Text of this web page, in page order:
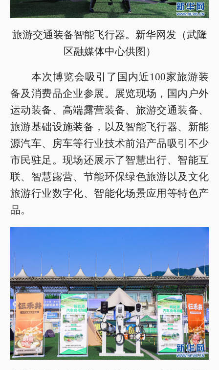
旅游交通装备智能飞行器。新华网发（武隆
区融媒体中心供图）
本次博览会吸引了国内近100家旅游装
备及消费品企业参展。展览现场，国内户外
运动装备、高端露营装备、旅游交通装备、
旅游基础设施装备，以及智能飞行器、新能
源汽车、房车等行业技术前沿产品吸引不少
市民驻足。现场还展示了智慧出行、智能互
联、智慧露营、节能环保绿色旅游以及文化
旅游行业数字化、智能化场景应用等特色产
品。